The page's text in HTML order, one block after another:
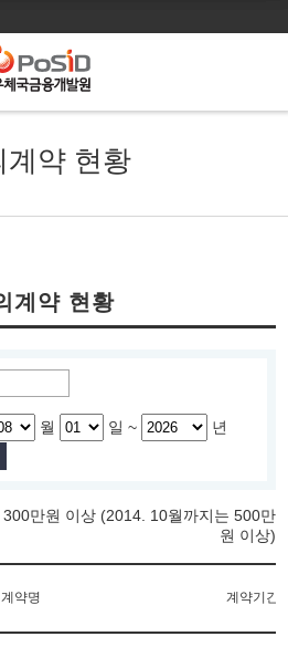
계약 현황
계약 현황
월 일 ~
년
만원 이상 (2014. 10월까지는 500만
원 이상)
계약명 계약기간